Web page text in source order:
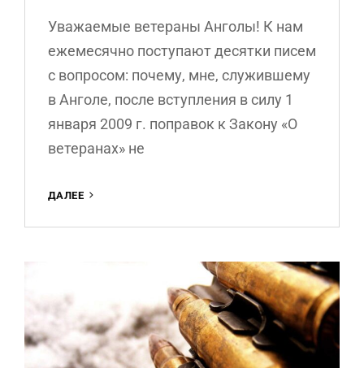
Уважаемые ветераны Анголы! К нам
ежемесячно поступают десятки писем
с вопросом: почему, мне, служившему
в Анголе, после вступления в силу 1
января 2009 г. поправок к Закону «О
ветеранах» не
ДАЛЕЕ
УДОСТОВЕРЕНИЕ